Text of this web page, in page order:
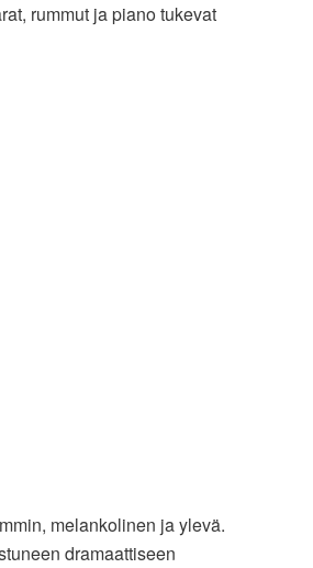
rummut ja piano tukevat
melankolinen ja ylevä.
dramaattiseen